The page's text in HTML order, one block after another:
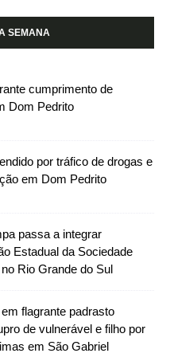
SEMANA
cumprimento de
Dom Pedrito
por tráfico de drogas e
em Dom Pedrito
passa a integrar
Estadual da Sociedade
Rio Grande do Sul
flagrante padrasto
de vulnerável e filho por
em São Gabriel